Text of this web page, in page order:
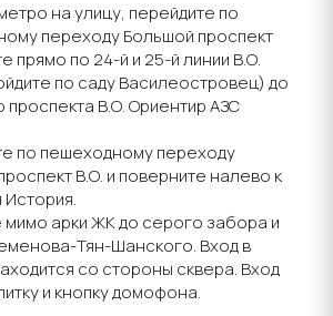
на улицу, перейдите по
переходу Большой проспект
прямо по 24-й и 25-й линии В.О.
по саду Василеостровец) до
проспекта В.О. Ориентир АЗС
по пешеходному переходу
В.О. и поверните налево к
мимо арки ЖК до серого забора и
Тян-Шанского. Вход в
со стороны сквера. Вход
и кнопку домофона.